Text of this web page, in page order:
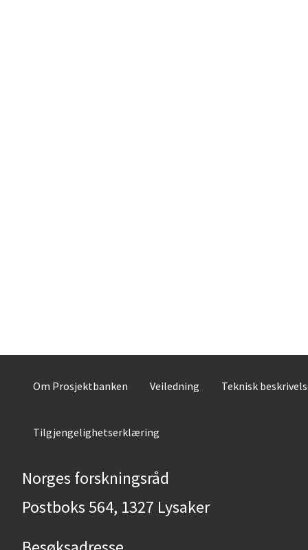
Om Prosjektbanken Veiledning Teknisk
Tilgjengelighetserklæring
Norges forskningsråd
Postboks 564, 1327 Lysaker